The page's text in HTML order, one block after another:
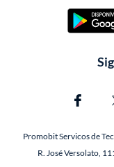
Promobit Servicos de
R. José Versolato,